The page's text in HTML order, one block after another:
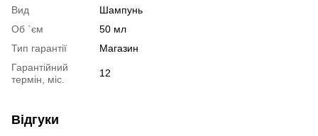
Вид
Шампунь
Об `єм
50 мл
Тип гарантії
Магазин
Гарантійний
термін, міс.
12
Відгуки